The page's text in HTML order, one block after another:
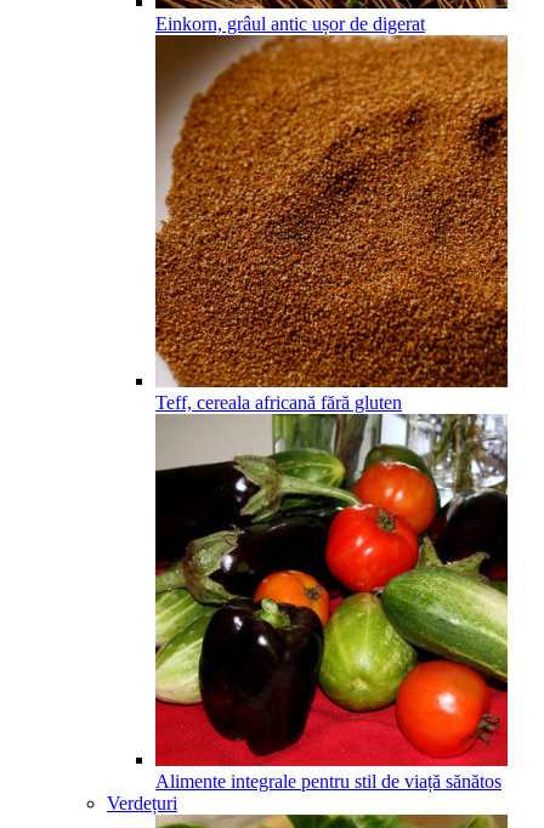
Einkorn, grâul antic ușor de digerat
Teff, cereala africană fără gluten
Alimente integrale pentru stil de viață sănătos
Verdețuri